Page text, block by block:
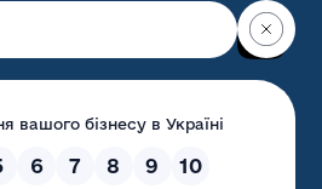
обласна